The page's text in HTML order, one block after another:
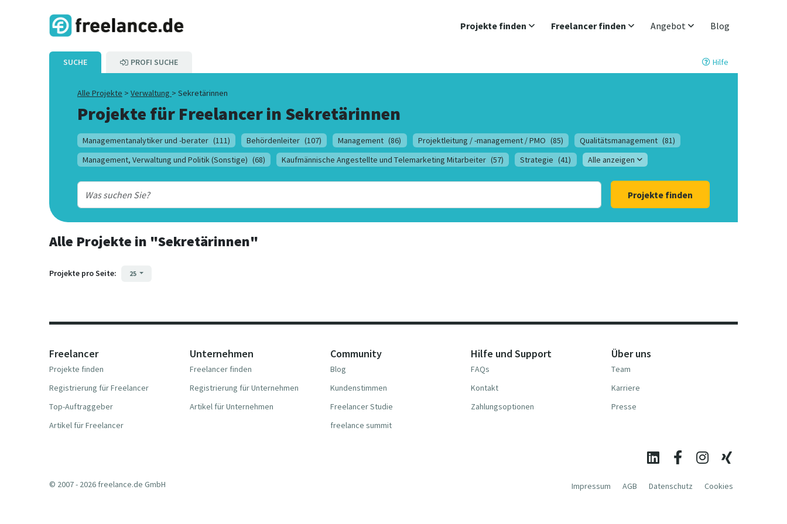
Projekte finden Freelancer finden Angebot Blog
SUCHE PROFI SUCHE Hilfe
Alle Projekte > Verwaltung > Sekretärinnen
Projekte für Freelancer in Sekretärinnen
Managementanalytiker und -berater (111) Behördenleiter (107) Management (86) Projektleitung / -management / PMO (85) Qualitätsmanagement (81)
Management, Verwaltung und Politik (Sonstige) (68) Kaufmännische Angestellte und Telemarketing Mitarbeiter (57) Strategie (41) Alle anzeigen
Projekte finden
Alle Projekte in "Sekretärinnen"
Projekte pro Seite: 25
Freelancer
Projekte finden
Registrierung für Freelancer
Top-Auftraggeber
Artikel für Freelancer
Unternehmen
Freelancer finden
Registrierung für Unternehmen
Artikel für Unternehmen
Community
Blog
Kundenstimmen
Freelancer Studie
freelance summit
Hilfe und Support
FAQs
Kontakt
Zahlungsoptionen
Über uns
Team
Karriere
Presse
Impressum AGB Datenschutz Cookies
© 2007 - 2026 freelance.de GmbH